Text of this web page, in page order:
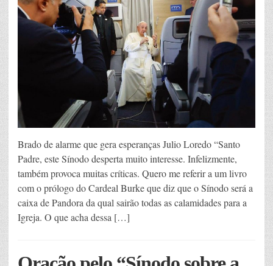
Brado de alarme que gera esperanças Julio Loredo “Santo
Padre, este Sínodo desperta muito interesse. Infelizmente,
também provoca muitas críticas. Quero me referir a um livro
com o prólogo do Cardeal Burke que diz que o Sínodo será a
caixa de Pandora da qual sairão todas as calamidades para a
Igreja. O que acha dessa […]